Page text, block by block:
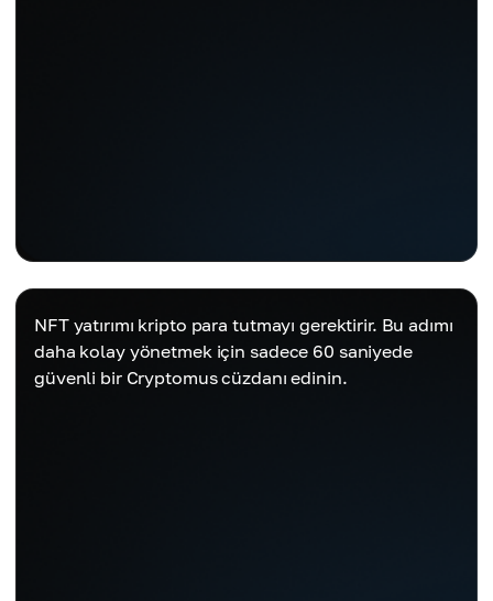
NFT yatırımı kripto para tutmayı gerektirir. Bu adımı
daha kolay yönetmek için sadece 60 saniyede
güvenli bir Cryptomus cüzdanı edinin.